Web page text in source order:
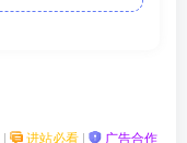
| 进站必看 | 广告合作